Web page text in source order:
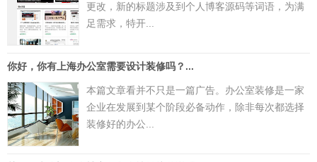
更改，新的标题涉及到个人博客源码等词语，为满
足需求，特开...
你好，你有上海办公室需要设计装修吗？...
本篇文章看并不只是一篇广告。办公室装修是一家
企业在发展到某个阶段必备动作，除非每次都选择
装修好的办公...